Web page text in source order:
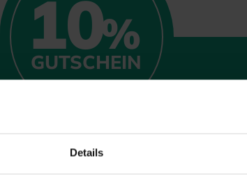
Details
10%
GUTSCHEIN